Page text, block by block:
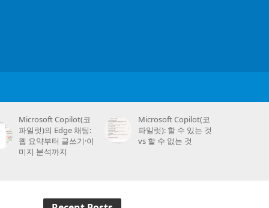
Microsoft Copilot(코
파일럿)의 Edge 채팅:
웹 요약부터 글쓰기·이
미지 분석까지
Microsoft Copilot(코
파일럿): 할 수 있는 것
vs 할 수 없는 것